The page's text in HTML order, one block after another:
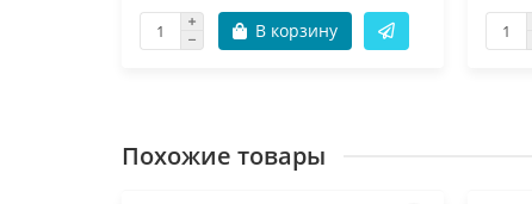
В корзину
Похожие товары